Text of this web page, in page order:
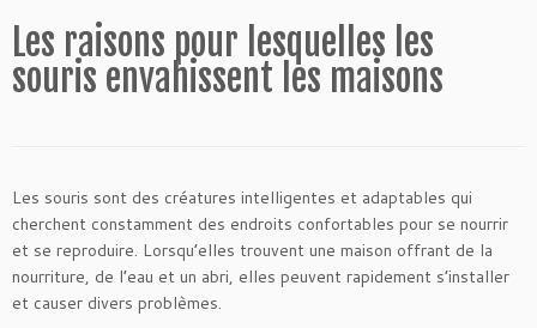
Les raisons pour lesquelles les
souris envahissent les maisons
Les souris sont des créatures intelligentes et adaptables qui
cherchent constamment des endroits confortables pour se nourrir
et se reproduire. Lorsqu’elles trouvent une maison offrant de la
nourriture, de l’eau et un abri, elles peuvent rapidement s’installer
et causer divers problèmes.